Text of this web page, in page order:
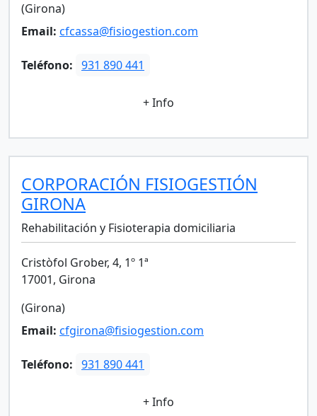
(Girona)
Email: cfcassa@fisiogestion.com
Teléfono: 931 890 441
+ Info
CORPORACIÓN FISIOGESTIÓN
GIRONA
Rehabilitación y Fisioterapia domiciliaria
Cristòfol Grober, 4, 1º 1ª
17001, Girona
(Girona)
Email: cfgirona@fisiogestion.com
Teléfono: 931 890 441
+ Info